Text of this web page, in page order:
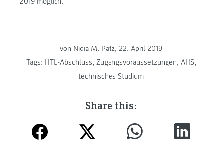
von Nidia M. Patz, 22. April 2019
Tags: HTL-Abschluss, Zugangsvoraussetzungen, AHS,
technisches Studium
Share this: